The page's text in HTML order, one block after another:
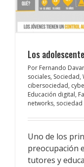
Los
Por Fernando
sociales, Sociedad,
cibersociedad,
Educación digital,
networks,
Uno de los
preocupación
tutores y